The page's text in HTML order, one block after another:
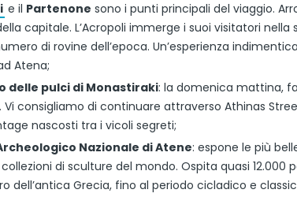
e il Partenone sono i punti principali del viaggio.
capitale. L’Acropoli immerge i suoi visitatori nella
di rovine dell’epoca. Un’esperienza
Atena;
delle pulci di Monastiraki: la domenica mattina,
Vi consigliamo di continuare attraverso Athinas
nascosti tra i vicoli segreti;
Nazionale di Atene: espone le più
di sculture del mondo. Ospita quasi 12.000
dell’antica Grecia, fino al periodo cicladico e